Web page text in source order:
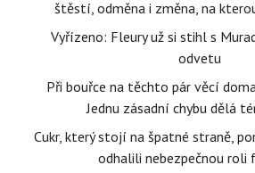
štěstí, odměna i změna, na
Vyřízeno: Fleury už si stihl s
odvetu
Při bouřce na těchto pár věcí
Jednu zásadní chybu dělá
Cukr, který stojí na špatné straně,
odhalili nebezpečnou roli